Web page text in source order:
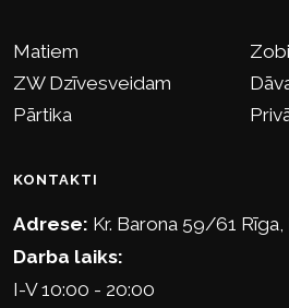
Matiem
ZW Dzīvesveidam
Pārtika
KONTAKTI
Adrese: Kr. Barona 59/61 Rīga,
Darba laiks:
I-V 10:00 - 20:00